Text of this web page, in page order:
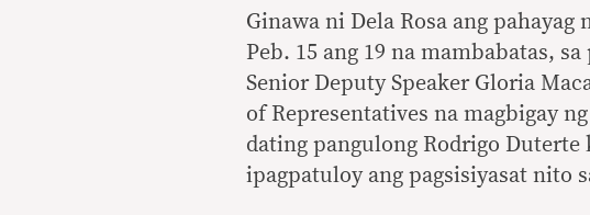
Ginawa ni Dela Rosa ang
Peb. 15 ang 19 na mambabatas,
Senior Deputy Speaker Gloria
of Representatives na magbigay
dating pangulong Rodrigo Duterte
ipagpatuloy ang pagsisiyasat nito